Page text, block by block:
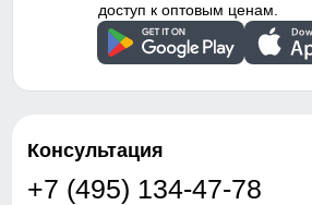
доступ к оптовым ценам.
Консультация
+7 (495) 134-47-78